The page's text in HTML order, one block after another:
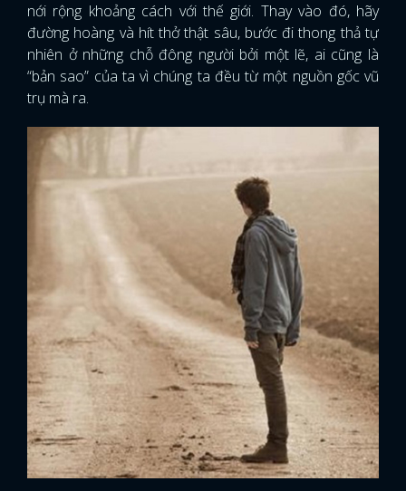
nới rộng khoảng cách với thế giới. Thay vào đó, hãy
đường hoàng và hít thở thật sâu, bước đi thong thả tự
nhiên ở những chỗ đông người bởi một lẽ, ai cũng là
“bản sao” của ta vì chúng ta đều từ một nguồn gốc vũ
trụ mà ra.